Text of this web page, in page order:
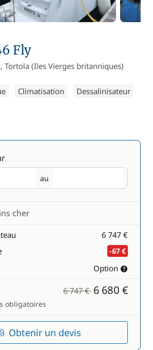
Fly
Tortola (Iles Vierges britanniques)
Climatisation
Dessalinisateur
au
Retour
cher
6 747 €
-67 €
Option
6 747 € 6 680 €
obligatoires
Obtenir un devis